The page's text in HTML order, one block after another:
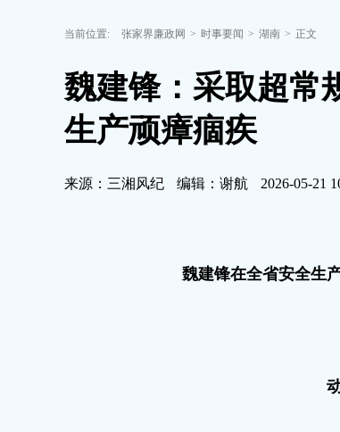
当前位置: 张家界廉政网 > 时事要闻 > 湖南 > 正文
魏建锋：采取超常
生产顽瘴痼疾
来源：三湘风纪 编辑：谢航 2026-05-21
魏建锋在全省安全生